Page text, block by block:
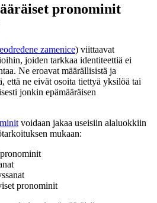
pronominit
zamenice) viittaavat
joiden tarkkaa identiteettiä ei
Ne eroavat määrällisistä ja
että ne eivät osoita tiettyä yksilöä tai
jonkin epämääräisen
voidaan jakaa useisiin alaluokkiin
mukaan:
pronominit